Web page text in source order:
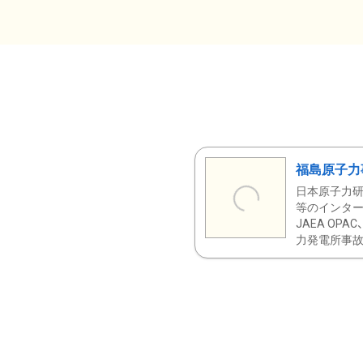
福島原子
日本原子力
等のインタ
JAEA OPAC
力発電所事